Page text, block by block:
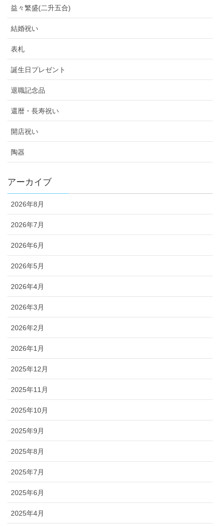
益々繁盛(二升五合)
結婚祝い
表札
誕生日プレゼント
退職記念品
還暦・長寿祝い
開店祝い
陶器
アーカイブ
2026年8月
2026年7月
2026年6月
2026年5月
2026年4月
2026年3月
2026年2月
2026年1月
2025年12月
2025年11月
2025年10月
2025年9月
2025年8月
2025年7月
2025年6月
2025年4月